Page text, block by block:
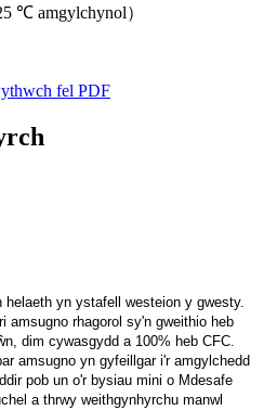
℃ amgylchynol）
fel PDF
helaeth yn ystafell westeion y gwesty.
amsugno rhagorol sy'n gweithio heb
dim cywasgydd a 100% heb CFC.
amsugno yn gyfeillgar i'r amgylchedd
pob un o'r bysiau mini o Mdesafe
a thrwy weithgynhyrchu manwl